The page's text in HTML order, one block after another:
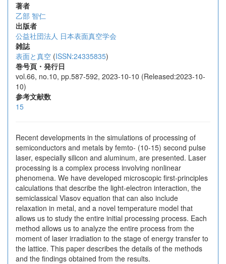
著者
乙部 智仁
出版者
公益社団法人 日本表面真空学会
雑誌
表面と真空 (ISSN:24335835)
巻号頁・発行日
vol.66, no.10, pp.587-592, 2023-10-10 (Released:2023-10-
10)
参考文献数
15
Recent developments in the simulations of processing of
semiconductors and metals by femto- (10-15) second pulse
laser, especially silicon and aluminum, are presented. Laser
processing is a complex process involving nonlinear
phenomena. We have developed microscopic first-principles
calculations that describe the light-electron interaction, the
semiclassical Vlasov equation that can also include
relaxation in metal, and a novel temperature model that
allows us to study the entire initial processing process. Each
method allows us to analyze the entire process from the
moment of laser irradiation to the stage of energy transfer to
the lattice. This paper describes the details of the methods
and the findings obtained from the results.